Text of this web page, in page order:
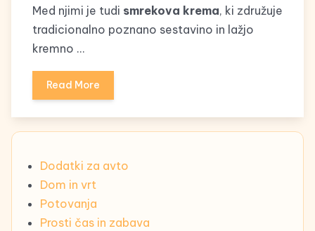
Med njimi je tudi smrekova krema, ki združuje
tradicionalno poznano sestavino in lažjo
kremno …
Read More
Dodatki za avto
Dom in vrt
Potovanja
Prosti čas in zabava